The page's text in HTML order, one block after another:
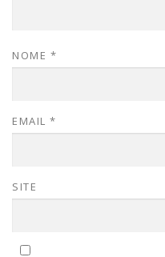
NOME *
EMAIL *
SITE